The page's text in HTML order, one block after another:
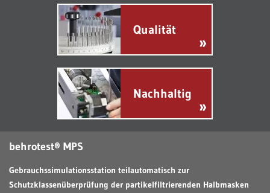
Qualität
»
Nachhaltig
»
behrotest® MPS
Gebrauchssimulationsstation teilautomatisch zur
Schutzklassenüberprüfung der partikelfiltrierenden Halbmasken